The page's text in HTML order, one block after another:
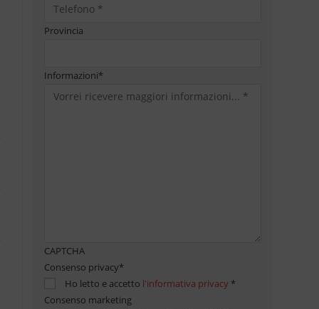
Provincia
Informazioni*
CAPTCHA
Consenso privacy*
Ho letto e accetto l'informativa privacy *
Consenso marketing